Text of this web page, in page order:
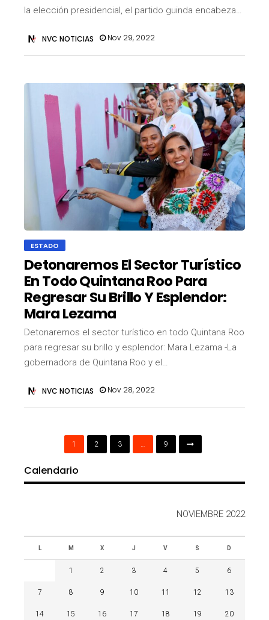
la elección presidencial, el partido guinda encabeza…
NVC NOTICIAS Nov 29, 2022
ESTADO
Detonaremos El Sector Turístico
En Todo Quintana Roo Para
Regresar Su Brillo Y Esplendor:
Mara Lezama
Detonaremos el sector turístico en todo Quintana Roo
para regresar su brillo y esplendor: Mara Lezama -La
gobernadora de Quintana Roo y el…
NVC NOTICIAS Nov 28, 2022
1 2 3 … 9
Calendario
NOVIEMBRE 2022
L M X J V S D
1 2 3 4 5 6
7 8 9 10 11 12 13
14 15 16 17 18 19 20